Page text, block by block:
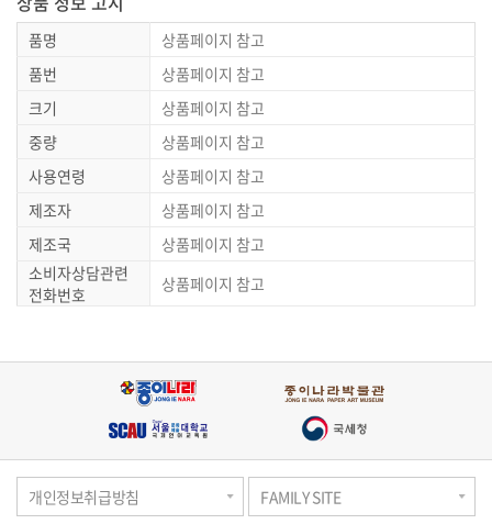
품명
상품페이지 참고
품번
상품페이지 참고
크기
상품페이지 참고
중량
상품페이지 참고
사용연령
상품페이지 참고
제조자
상품페이지 참고
제조국
상품페이지 참고
소비자상담관련
전화번호
상품페이지 참고
개인정보취급방침 FAMILY SITE